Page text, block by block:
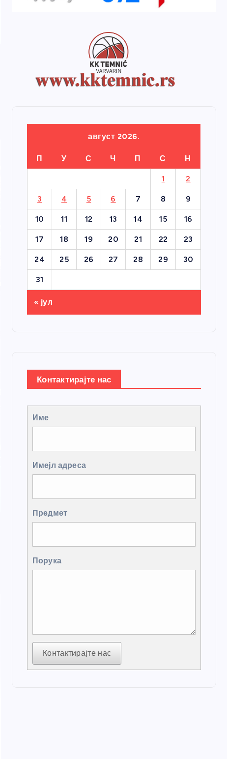
август 2026.
П У С Ч П С Н
1 2
3 4 5 6 7 8 9
10 11 12 13 14 15 16
17 18 19 20 21 22 23
24 25 26 27 28 29 30
31
« јул
Контактирајте нас
Име
Имејл адреса
Предмет
Порука
Контактирајте нас